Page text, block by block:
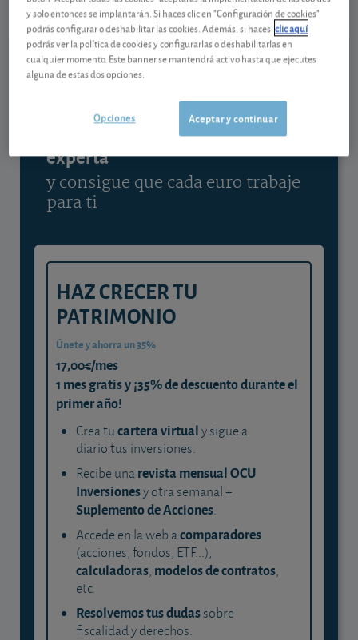
Ver detalladamente
Contenido reservado a SOCIOS
Gestiona tu dinero con visión
experta
y consigue que cada euro trabaje
para ti
HAZ CRECER TU
PATRIMONIO
Únete y ahorra un 35%
17,00€/mes
1 mes gratis y ¡35% de descuento durante el
primer año!
Crea tucartera virtualy sigue a
diario tus inversiones.
Recibe unarevista mensual OCU
Inversionesy otra semanal +
Suplemento de Acciones.
Accede en la web acomparadores
(acciones, fondos, ETF...),
calculadoras, modelos de contratos,
etc.
Resolvemos tus dudassobre
fiscalidad y derechos.
y solo entonces se implantarán. Si haces clic en "Configuración de cookies"
podrás configurar o deshabilitar las cookies. Además, si haces clic aquí
podrás ver la política de cookies y configurarlas o deshabilitarlas en
cualquier momento. Este banner se mantendrá activo hasta que ejecutes
alguna de estas dos opciones.
Aceptar y continuar
Opciones